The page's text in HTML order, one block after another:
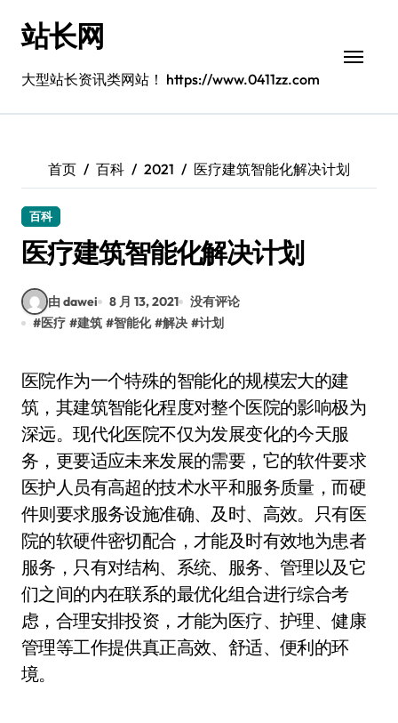
站长网
大型站长资讯类网站！ https://www.0411zz.com
首页 百科 2021 医疗建筑智能化解决计划
百科
医疗建筑智能化解决计划
由 dawei 8 月 13, 2021
没有评论
#医疗 #建筑 #智能化 #解决 #计划
医院作为一个特殊的智能化的规模宏大的建
筑，其建筑智能化程度对整个医院的影响极为
深远。现代化医院不仅为发展变化的今天服
务，更要适应未来发展的需要，它的软件要求
医护人员有高超的技术水平和服务质量，而硬
件则要求服务设施准确、及时、高效。只有医
院的软硬件密切配合，才能及时有效地为患者
服务，只有对结构、系统、服务、管理以及它
们之间的内在联系的最优化组合进行综合考
虑，合理安排投资，才能为医疗、护理、健康
管理等工作提供真正高效、舒适、便利的环
境。